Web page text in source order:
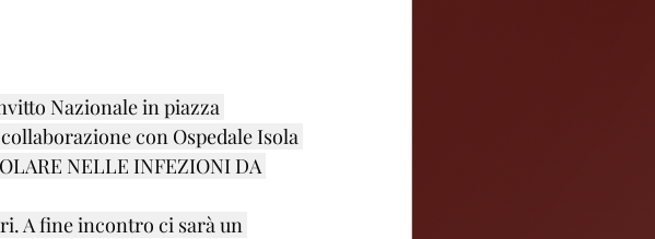
Nazionale in piazza
con Ospedale Isola
NELLE INFEZIONI DA
A fine incontro ci sarà un